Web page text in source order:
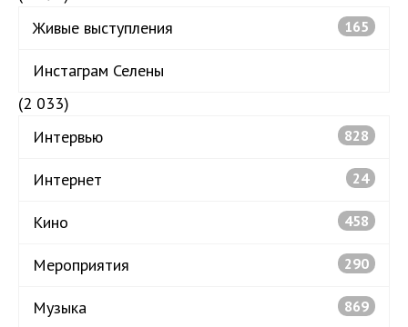
Живые выступления
165
Инстаграм Селены
(2 033)
Интервью
828
Интернет 24
Кино 458
Мероприятия 290
Музыка 869